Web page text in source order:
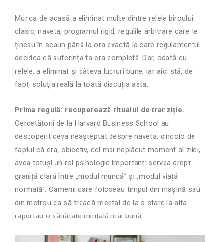
Munca de acasă a eliminat multe dintre relele biroului
clasic, naveta, programul rigid, regulile arbitrare care te
țineau în scaun până la ora exactă la care regulamentul
decidea că suferința ta era completă. Dar, odată cu
relele, a eliminat și câteva lucruri bune, iar aici stă, de
fapt, soluția reală la toată discuția asta.
Prima regulă: recuperează ritualul de tranziție.
Cercetătorii de la Harvard Business School au
descoperit ceva neașteptat despre navetă, dincolo de
faptul că era, obiectiv, cel mai neplăcut moment al zilei,
avea totuși un rol psihologic important: servea drept
graniță clară între „modul muncă” și „modul viață
normală”. Oamenii care foloseau timpul din mașină sau
din metrou ca să treacă mental de la o stare la alta
raportau o sănătate mintală mai bună.